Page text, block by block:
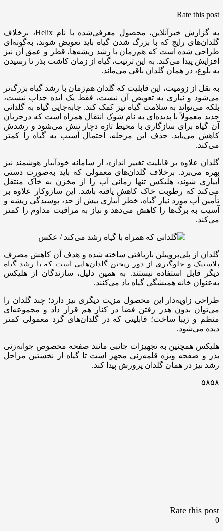
Rate this post
به گزارش خبرآنلاین، محصول معرفی‌شده با نام Helix، برخلاف
گلدان‌های رایج که با بزرگ شدن گیاه باید تعویض شوند، به‌گونه‌ای
طراحی شده است که هم‌زمان با رشد ریشه‌ها، قطر و عمق آن نیز
افزایش پیدا می‌کند. به این ترتیب، گیاه از زمان کاشت بذر تا رسیدن
به بلوغ، در همان گلدان باقی می‌ماند.
به نقل از زومیت، این قابلیت که گلدان هم‌زمان با رشد گیاه بزرگ‌تر
می‌شود و نیازی به تعویض آن نیست، فقط یک ایده جذاب نیست،
بلکه می‌تواند به سلامت گیاه نیز کمک کند. جابه‌جایی گیاه به گلدانی
جدید معمولاً با پدیده‌ای به نام شوک انتقال همراه است که درجریان
آن گیاه برای سازگاری با محیط تازه دچار تنش می‌شود و رشدش
کاهش می‌یابد. حذف این مرحله، احتمال آسیب به گیاه را کمتر
می‌کند.
گلدان علاوه بر قابلیت تغییر اندازه، از سامانه خودآبیار هوشمند نیز
بهره می‌برد. برخلاف گلدان‌های معمولی که باید به‌صورت دستی
آبیاری شوند، هلیکس تنها زمانی آب را از مخزن به خاک منتقل
می‌کند که رطوبت خاک کاهش یافته باشد. این سازوکار علاوه بر
تأمین آب مورد نیاز گیاه، خطر آبیاری بیش از حد، پوسیدگی ریشه و
آسیب به برگ‌ها را کاهش می‌دهد و نیاز به مراقبت مداوم را کمتر
می‌کند.
گلدان از پلی‌پروپیلن بازیافتی ساخته شده و هدف آن کاهش مصرف
پلاستیک و جلوگیری از دور ریختن گلدان‌هایی است که با رشد گیاه
دیگر قابل استفاده نیستند. به همین دلیل، سازندگان از هلیکس
به‌عنوان خانه همیشگی گیاه یاد می‌کنند.
طراحی زاویه‌دار این محصول مزیت دیگری نیز دارد؛ چند گلدان را
می‌توان بدون هدر رفتن فضا در کنار هم قرار داد و مجموعه‌ای
منظم و زیبا ساخت؛ قابلیتی که در گلدان‌های گرد معمولی کمتر
دیده می‌شود.
هلیکس همچنین به تجهیزات جانبی مانند صفحه مخصوص جوانه‌زنی
بذر و صفحه ویژه قلمه‌زنی مجهز است تا گیاه از نخستین مراحل
رشد نیز در همان گلدان پرورش پیدا کند.
۵۸۵۸
Rate this post
0